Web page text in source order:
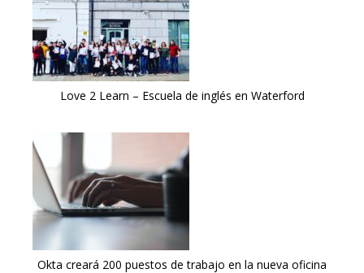
Love 2 Learn – Escuela de inglés en Waterford
Okta creará 200 puestos de trabajo en la nueva oficina